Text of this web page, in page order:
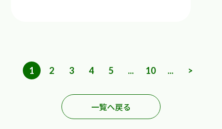
1 2 3 4 5 ... 10 ... >
一覧へ戻る